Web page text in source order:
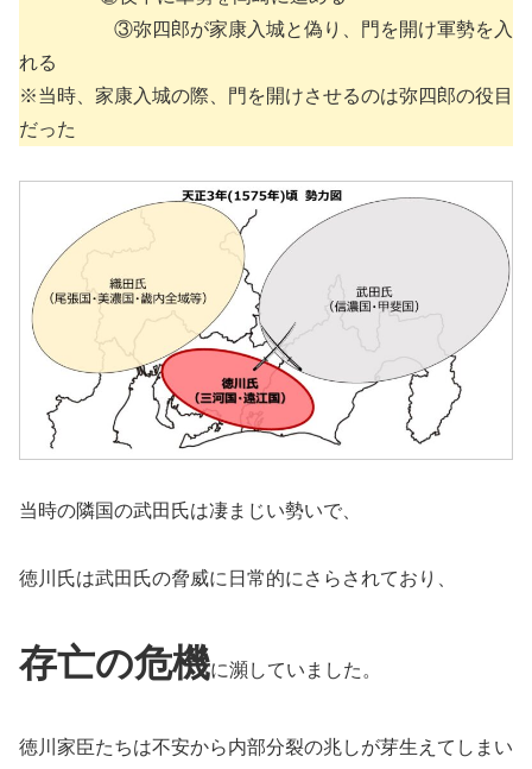
③弥四郎が家康入城と偽り、門を開け軍勢を入
れる
※当時、家康入城の際、門を開けさせるのは弥四郎の役目
だった
当時の隣国の武田氏は凄まじい勢いで、
徳川氏は武田氏の脅威に日常的にさらされており、
存亡の危機に瀕していました。
徳川家臣たちは不安から内部分裂の兆しが芽生えてしまい